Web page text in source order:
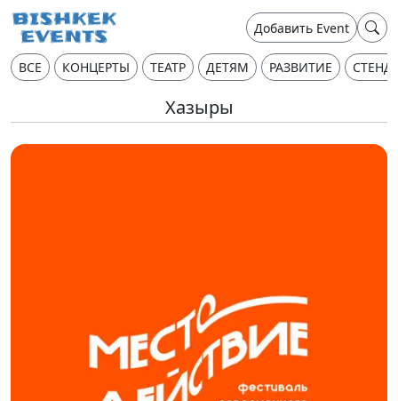
Добавить Event
ВСЕ КОНЦЕРТЫ ТЕАТР ДЕТЯМ РАЗВИТИЕ
Хазыры